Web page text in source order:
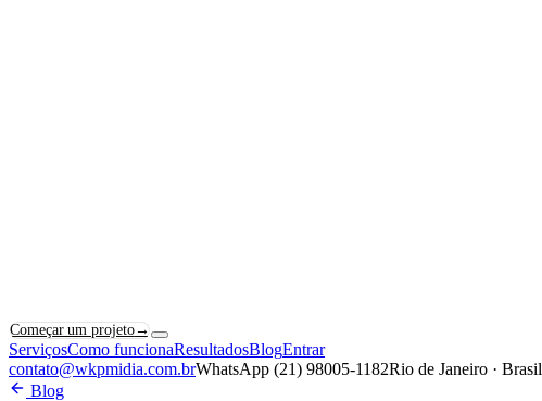
Começar um projeto→
ServiçosComo funcionaResultadosBlogEntrar
contato@wkpmidia.com.brWhatsApp (21) 98005-1182Rio de Janeiro · Brasil
Blog